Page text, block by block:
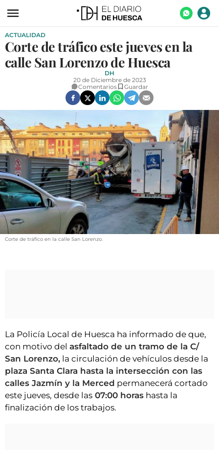
ACTUALIDAD
ECONOMÍA
AGROALIMENTACIÓN
DEPORTES
CULTURA
SOCIEDAD
OPINIÓN
GALERÍAS
VÍDEOS
CONTACTAR
HORÓSCOPO
ESQUELAS
CLUB DEL AMIGO MILITANTE
INICIAR SESIÓN
ACTUALIDAD
Corte de tráfico este jueves en la
calle San Lorenzo de Huesca
DH
20 de Diciembre de 2023
Comentarios
Guardar
Corte de tráfico en la calle San Lorenzo.
La Policía Local de Huesca ha informado de que,
con motivo del asfaltado de un tramo de la C/
San Lorenzo, la circulación de vehículos desde la
plaza Santa Clara hasta la intersección con las
calles Jazmín y la Merced permanecerá cortado
este jueves, desde las 07:00 horas hasta la
finalización de los trabajos.